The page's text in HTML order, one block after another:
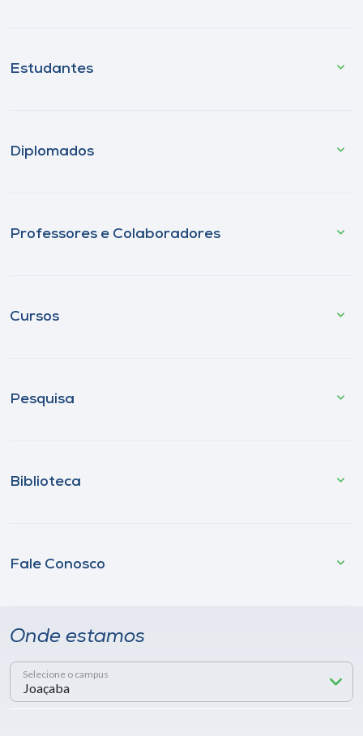
Estudantes
Diplomados
Professores e Colaboradores
Cursos
Pesquisa
Biblioteca
Fale Conosco
Onde estamos
Selecione o campus